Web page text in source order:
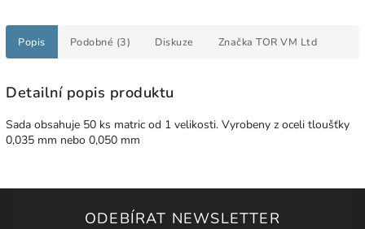
Popis Podobné (3) Diskuze Značka TOR VM Ltd
Detailní popis produktu
Sada obsahuje 50 ks matric od 1 velikosti. Vyrobeny z oceli tloušťky
0,035 mm nebo 0,050 mm
ODEBÍRAT NEWSLETTER